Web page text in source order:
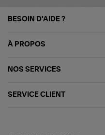
BESOIN D'AIDE ?
À PROPOS
NOS SERVICES
SERVICE CLIENT